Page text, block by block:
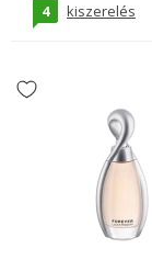
4 kiszerelés